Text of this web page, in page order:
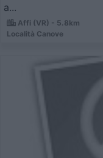
a...
Affi (VR) - 5.8km
Località Canove